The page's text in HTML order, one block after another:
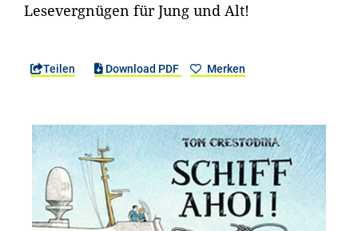
Lesevergnügen für Jung und Alt!
Teilen Download PDF Merken